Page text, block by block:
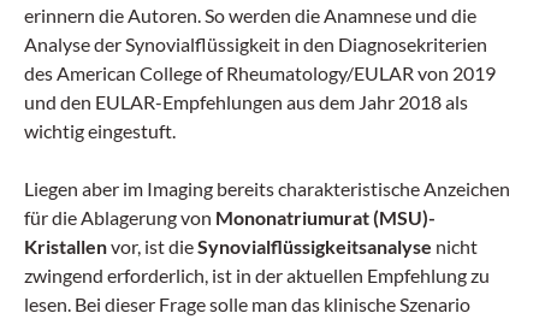
erinnern die Autoren. So werden die Anamnese und die
Analyse der Synovialflüssigkeit in den Diagnosekriterien
des American College of Rheumatology/EULAR von 2019
und den EULAR-Empfehlungen aus dem Jahr 2018 als
wichtig eingestuft.
Liegen aber im Imaging bereits charakteristische Anzeichen
für die Ablagerung von Mononatriumurat (MSU)-
Kristallenvor, ist dieSynovialflüssigkeitsanalyse nicht
zwingend erforderlich, ist in der aktuellen Empfehlung zu
lesen. Bei dieser Frage solle man das klinische Szenario